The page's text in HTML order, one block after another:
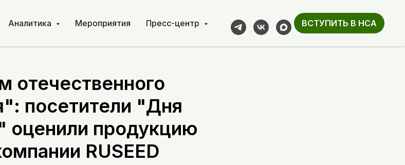
Аналитика Мероприятия Пресс-центр ВСТУПИТЬ В НСА
отечественного
посетители "Дня
оценили продукцию
RUSEED